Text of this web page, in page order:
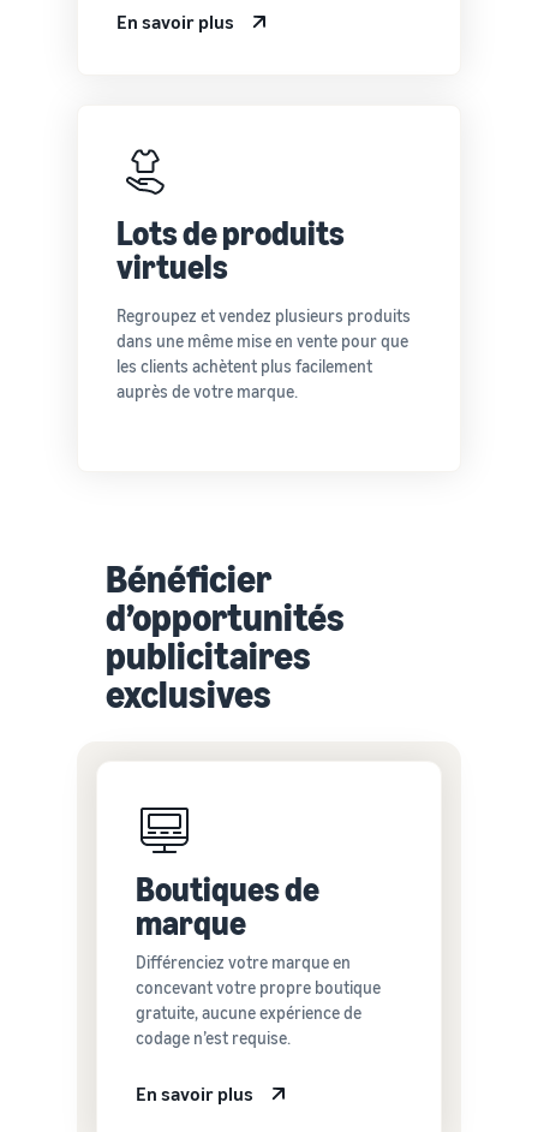
En savoir plus
Lots de produits
virtuels
Regroupez et vendez plusieurs produits
dans une même mise en vente pour que
les clients achètent plus facilement
auprès de votre marque.
Bénéficier
d’opportunités
publicitaires
exclusives
Boutiques de
marque
Différenciez votre marque en
concevant votre propre boutique
gratuite, aucune expérience de
codage n’est requise.
En savoir plus